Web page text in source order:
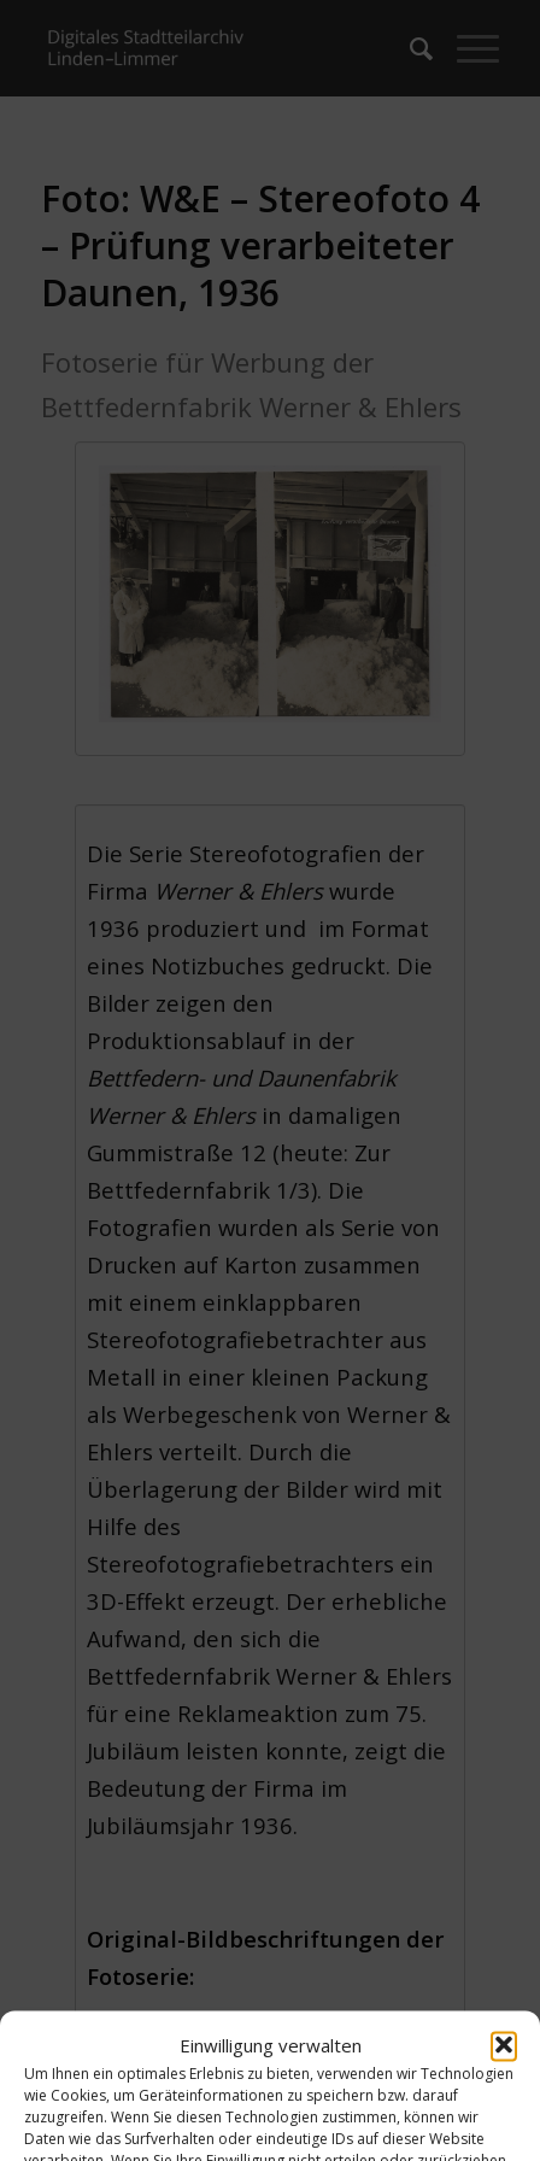
Einwilligung verwalten
Um Ihnen ein optimales Erlebnis zu bieten, verwenden wir Technologien
wie Cookies, um Geräteinformationen zu speichern bzw. darauf
zuzugreifen. Wenn Sie diesen Technologien zustimmen, können wir
Daten wie das Surfverhalten oder eindeutige IDs auf dieser Website
Foto: W&E – Stereofoto 4
– Prüfung verarbeiteter
Daunen, 1936
Fotoserie für Werbung der
Bettfedernfabrik Werner & Ehlers
Die Serie Stereofotografien der
Firma Werner & Ehlerswurde
1936 produziert und im Format
eines Notizbuches gedruckt. Die
Bilder zeigen den
Produktionsablauf in der
Bettfedern- und Daunenfabrik
Werner & Ehlersin damaligen
Gummistraße 12 (heute: Zur
Bettfedernfabrik 1/3). Die
Fotografien wurden als Serie von
Drucken auf Karton zusammen
mit einem einklappbaren
Stereofotografiebetrachter aus
Metall in einer kleinen Packung
als Werbegeschenk von Werner &
Ehlers verteilt. Durch die
Überlagerung der Bilder wird mit
Hilfe des
Stereofotografiebetrachters ein
3D-Effekt erzeugt. Der erhebliche
Aufwand, den sich die
Bettfedernfabrik Werner & Ehlers
für eine Reklameaktion zum 75.
Jubiläum leisten konnte, zeigt die
Bedeutung der Firma im
Jubiläumsjahr 1936.
Original-Bildbeschriftungen der
Fotoserie:
1 – Gänsefedern / 2 –
Entenfedern / 3 – Hühnerfedern/
4 – Prüfung verarbeiteter
Daunen/ 5 – Handsortierung / 6